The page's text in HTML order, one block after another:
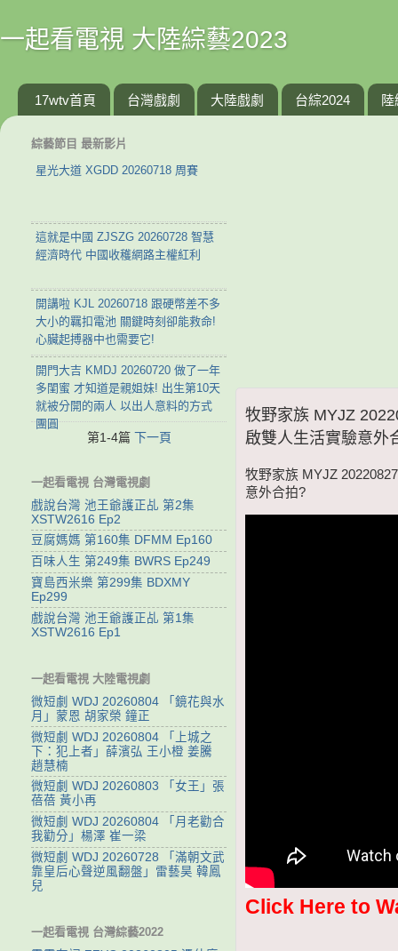
一起看電視 大陸綜藝2023
17wtv首頁 台灣戲劇 大陸戲劇 台綜2024 陸
牧野家族 MYJZ
啟雙人生活實驗意外
牧野家族 MYJZ
意外合拍?
Click Here to
綜藝節目 最新影片
星光大道 XGDD 20260718 周賽
這就是中國 ZJSZG 20260728 智慧
經濟時代 中國收穫網路主權紅利
開講啦 KJL 20260718 跟硬幣差不多
大小的羈扣電池 關鍵時刻卻能救命!
心臟起搏器中也需要它!
開門大吉 KMDJ 20260720 做了一年
多閨蜜 才知道是親姐妹! 出生第10天
就被分開的兩人 以出人意料的方式
團圓
第1-4篇 下一頁
一起看電視 台灣電視劇
戲說台灣 池王爺護正乩 第2集
XSTW2616 Ep2
豆腐媽媽 第160集 DFMM Ep160
百味人生 第249集 BWRS Ep249
寶島西米樂 第299集 BDXMY
Ep299
戲說台灣 池王爺護正乩 第1集
XSTW2616 Ep1
一起看電視 大陸電視劇
微短劇 WDJ 20260804 「鏡花與水
月」蒙恩 胡家榮 鐘正
微短劇 WDJ 20260804 「上城之
下：犯上者」薛濱弘 王小橙 姜騰
趙慧楠
微短劇 WDJ 20260803 「女王」張
蓓蓓 黃小再
微短劇 WDJ 20260804 「月老勸合
我勸分」楊澤 崔一梁
微短劇 WDJ 20260728 「滿朝文武
靠皇后心聲逆風翻盤」雷藝昊 韓鳳
兒
一起看電視 台灣綜藝2022